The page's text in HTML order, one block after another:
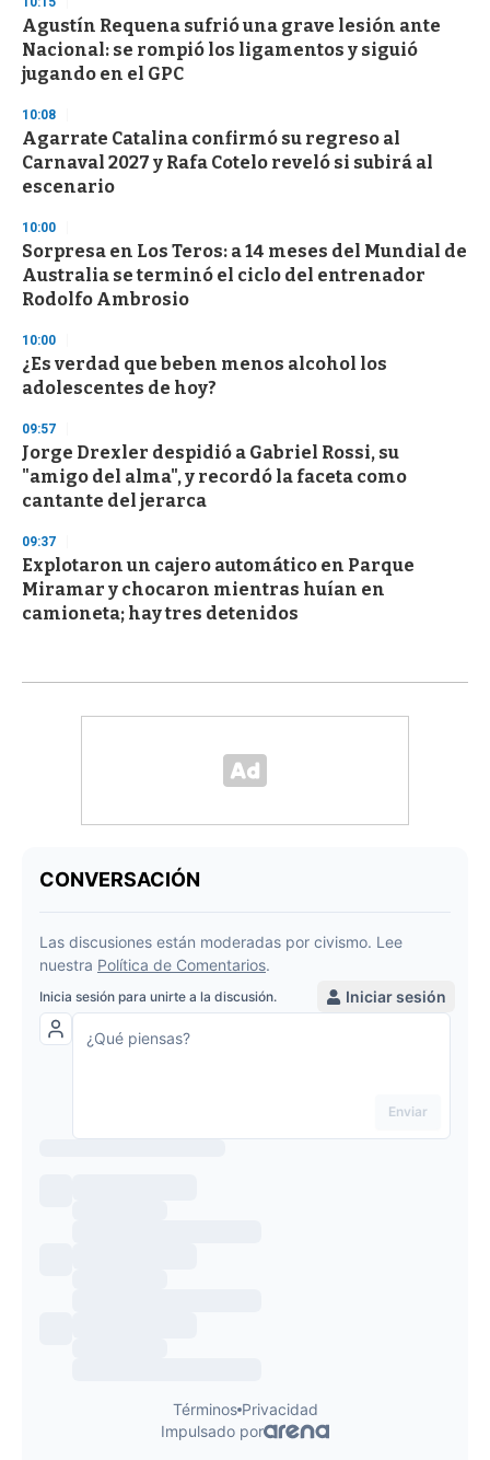
Agustín Requena sufrió una grave lesión ante
Nacional: se rompió los ligamentos y siguió
jugando en el GPC
10:08
Agarrate Catalina confirmó su regreso al
Carnaval 2027 y Rafa Cotelo reveló si subirá al
escenario
10:00
Sorpresa en Los Teros: a 14 meses del Mundial de
Australia se terminó el ciclo del entrenador
Rodolfo Ambrosio
10:00
¿Es verdad que beben menos alcohol los
adolescentes de hoy?
09:57
Jorge Drexler despidió a Gabriel Rossi, su
"amigo del alma", y recordó la faceta como
cantante del jerarca
09:37
Explotaron un cajero automático en Parque
Miramar y chocaron mientras huían en
camioneta; hay tres detenidos